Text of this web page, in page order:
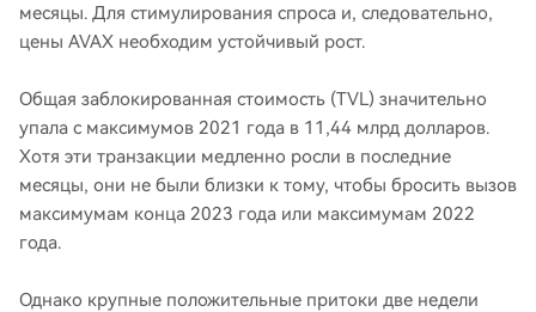
месяцы. Для стимулирования спроса и, следовательно,
цены AVAX необходим устойчивый рост.
Общая заблокированная стоимость (TVL) значительно
упала с максимумов 2021 года в 11,44 млрд долларов.
Хотя эти транзакции медленно росли в последние
месяцы, они не были близки к тому, чтобы бросить вызов
максимумам конца 2023 года или максимумам 2022
года.
Однако крупные положительные притоки две недели